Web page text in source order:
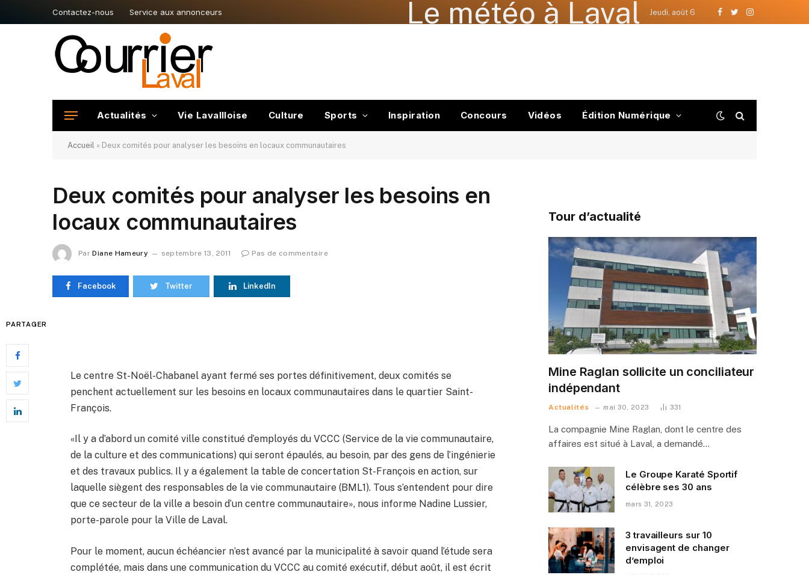
Contactez-nous Service aux annonceurs Le météo à Laval Jeudi, août 6
Facebook
TwitterInstagram
Actualités Vie Lavallloise Culture Sports Inspiration Concours Vidéos Édition Numérique
Accueil » Deux comités pour analyser les besoins en locaux communautaires
Deux comités pour analyser les besoins en
locaux communautaires
Par Diane Hameury septembre 13, 2011 Pas de commentaire
Facebook Twitter LinkedIn
PARTAGER
Le centre St-Noël-Chabanel ayant fermé ses portes définitivement, deux comités se
penchent actuellement sur les besoins en locaux communautaires dans le quartier Saint-
François.
«Il y a d’abord un comité ville constitué d’employés du VCCC (Service de la vie communautaire,
de la culture et des communications) qui seront épaulés, au besoin, par des gens de l’ingénierie
et des travaux publics. Il y a également la table de concertation St-François en action, sur
laquelle siègent des responsables de la vie communautaire (BML1). Tous s’entendent pour dire
que ce secteur de la ville a besoin d’un centre communautaire», nous informe Nadine Lussier,
porte-parole pour la Ville de Laval.
Pour le moment, aucun échéancier n’est avancé par la municipalité à savoir quand l’étude sera
complétée, mais dans une communication du VCCC au comité exécutif, début août, il est écrit
Tour d’actualité
Mine Raglan sollicite un conciliateur
indépendant
Actualités mai 30, 2023 331
La compagnie Mine Raglan, dont le centre des
affaires est situé à Laval, a demandé…
Le Groupe Karaté Sportif
célèbre ses 30 ans
mars 31, 2023
3 travailleurs sur 10
envisagent de changer
d’emploi